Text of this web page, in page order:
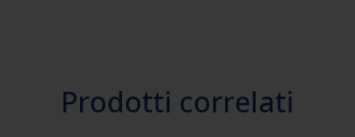
Prodotti correlati